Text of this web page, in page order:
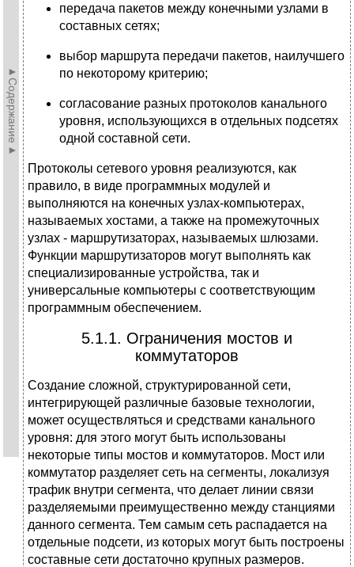
►Содержание►
передача пакетов между конечными узлами в
составных сетях;
выбор маршрута передачи пакетов, наилучшего
по некоторому критерию;
согласование разных протоколов канального
уровня, использующихся в отдельных подсетях
одной составной сети.
Протоколы сетевого уровня реализуются, как
правило, в виде программных модулей и
выполняются на конечных узлах-компьютерах,
называемых хостами, а также на промежуточных
узлах - маршрутизаторах, называемых шлюзами.
Функции маршрутизаторов могут выполнять как
специализированные устройства, так и
универсальные компьютеры с соответствующим
программным обеспечением.
5.1.1. Ограничения мостов и
коммутаторов
Создание сложной, структурированной сети,
интегрирующей различные базовые технологии,
может осуществляться и средствами канального
уровня: для этого могут быть использованы
некоторые типы мостов и коммутаторов. Мост или
коммутатор разделяет сеть на сегменты, локализуя
трафик внутри сегмента, что делает линии связи
разделяемыми преимущественно между станциями
данного сегмента. Тем самым сеть распадается на
отдельные подсети, из которых могут быть построены
составные сети достаточно крупных размеров.